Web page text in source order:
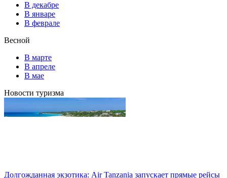
В декабре
В январе
В феврале
Весной
В марте
В апреле
В мае
Новости туризма
Долгожданная экзотика: Air Tanzania запускает прямые рейсы